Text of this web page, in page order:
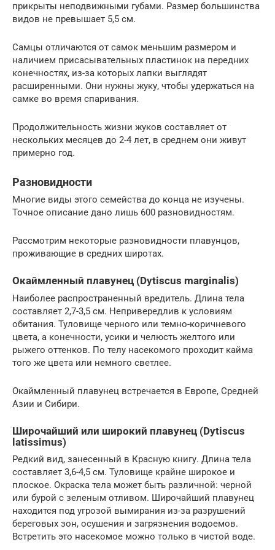
прикрыты неподвижными губами. Размер большинства
видов не превышает 5,5 см.
Самцы отличаются от самок меньшим размером и
наличием присасывательных пластинок на передних
конечностях, из-за которых лапки выглядят
расширенными. Они нужны жуку, чтобы удержаться на
самке во время спаривания.
Продолжительность жизни жуков составляет от
нескольких месяцев до 2-4 лет, в среднем они живут
примерно год.
Разновидности
Многие виды этого семейства до конца не изучены.
Точное описание дано лишь 600 разновидностям.
Рассмотрим некоторые разновидности плавунцов,
проживающие в средних широтах.
Окаймленный плавунец (Dytiscus marginalis)
Наиболее распространенный вредитель. Длина тела
составляет 2,7-3,5 см. Непривередлив к условиям
обитания. Туловище черного или темно-коричневого
цвета, а конечности, усики и челюсть желтого или
рыжего оттенков. По телу насекомого проходит кайма
того же цвета или немного светлее.
Окаймленный плавунец встречается в Европе, Средней
Азии и Сибири.
Широчайший или широкий плавунец (Dytiscus
latissimus)
Редкий вид, занесенный в Красную книгу. Длина тела
составляет 3,6-4,5 см. Туловище крайне широкое и
плоское. Окраска тела может быть различной: черной
или бурой с зеленым отливом. Широчайший плавунец
находится под угрозой вымирания из-за разрушений
береговых зон, осушения и загрязнения водоемов.
Встретить это насекомое можно только в чистой воде.